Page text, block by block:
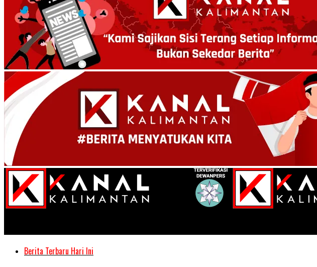
Berita Terbaru Hari Ini